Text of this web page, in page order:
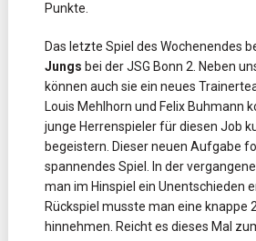
Punkte.
Das letzte Spiel des Wochenendes
Jungs bei der JSG Bonn 2. Neben
können auch sie ein neues
Louis Mehlhorn und Felix Buhmann
junge Herrenspieler für diesen Job
begeistern. Dieser neuen Aufgabe
spannendes Spiel. In der
man im Hinspiel ein Unentschieden
Rückspiel musste man eine knappe
hinnehmen. Reicht es dieses Mal